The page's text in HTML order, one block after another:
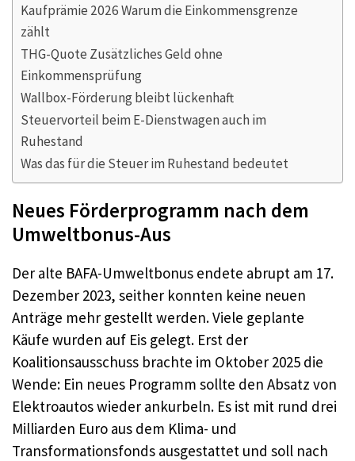
Kaufprämie 2026 Warum die Einkommensgrenze
zählt
THG-Quote Zusätzliches Geld ohne
Einkommensprüfung
Wallbox-Förderung bleibt lückenhaft
Steuervorteil beim E-Dienstwagen auch im
Ruhestand
Was das für die Steuer im Ruhestand bedeutet
Neues Förderprogramm nach dem
Umweltbonus-Aus
Der alte BAFA-Umweltbonus endete abrupt am 17.
Dezember 2023, seither konnten keine neuen
Anträge mehr gestellt werden. Viele geplante
Käufe wurden auf Eis gelegt. Erst der
Koalitionsausschuss brachte im Oktober 2025 die
Wende: Ein neues Programm sollte den Absatz von
Elektroautos wieder ankurbeln. Es ist mit rund drei
Milliarden Euro aus dem Klima- und
Transformationsfonds ausgestattet und soll nach